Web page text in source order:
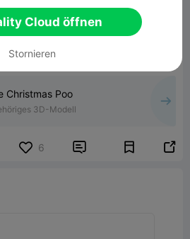
Christmas Poo
3D-Modell
6  
Cloud öffnen
Stornieren